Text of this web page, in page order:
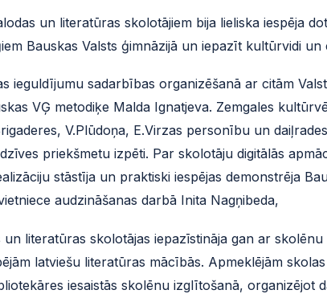
un literatūras skolotājiem bija lieliska iespēja
Bauskas Valsts ģimnāzijā un iepazīt kultūrvidi
ieguldījumu sadarbības organizēšanā ar citām
VĢ metodiķe Malda Ignatjeva. Zemgales
V.Plūdoņa, E.Virzas personību un
priekšmetu izpēti. Par skolotāju digitālās
stāstīja un praktiski iespējas demonstrēja
audzināšanas darbā Inita Nagņibeda,
un literatūras skolotājas iepazīstināja gan ar
latviešu literatūras mācībās. Apmeklējām
iesaistās skolēnu izglītošanā, organizējot